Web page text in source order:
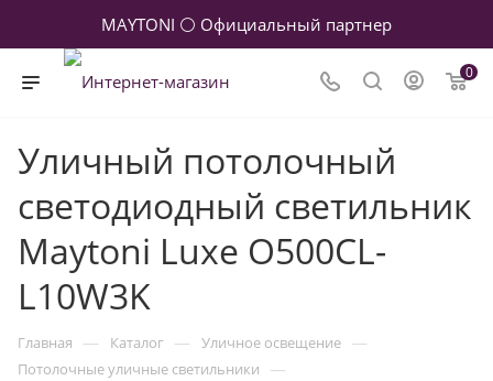
MAYTONI ⚪ Официальный партнер
0
Уличный потолочный
светодиодный светильник
Maytoni Luxe O500CL-
L10W3K
Главная — Каталог — Уличное освещение —
Потолочные уличные светильники —